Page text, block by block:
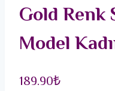
Gold Renk
Model
189.90₺